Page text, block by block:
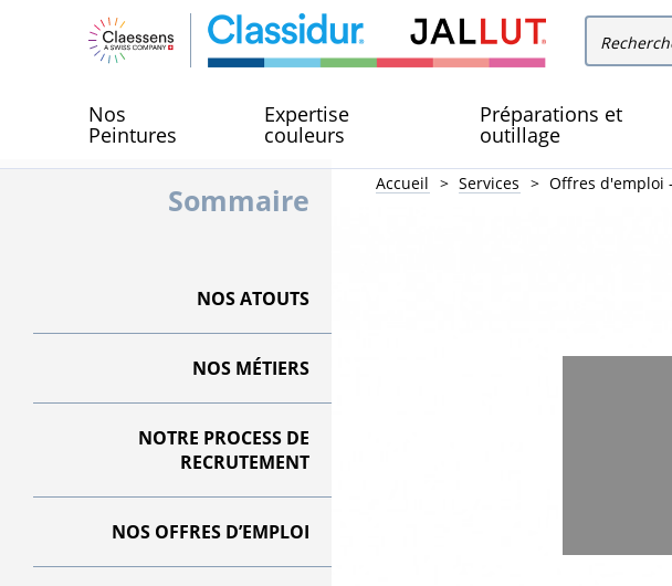
Nos
Peintures
Expertise
couleurs
Préparations et
outillage
Sommaire
NOS ATOUTS
NOS MÉTIERS
NOTRE PROCESS DE
RECRUTEMENT
NOS OFFRES D’EMPLOI
Accueil Services Offres d'emploi